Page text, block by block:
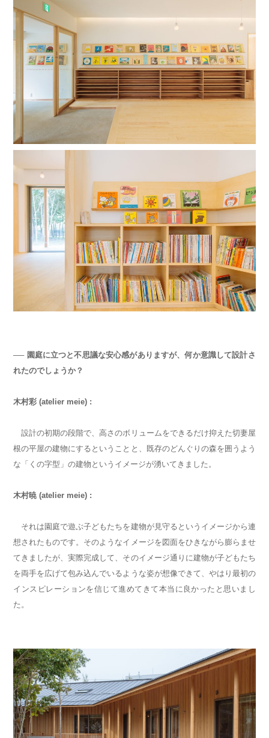
── 園庭に立つと不思議な安心感がありますが、何か意識して設計さ
れたのでしょうか？
木村彩 (atelier meie) :
設計の初期の段階で、高さのボリュームをできるだけ抑えた切妻屋
根の平屋の建物にするということと、既存のどんぐりの森を囲うよう
な「くの字型」の建物というイメージが湧いてきました。
木村暁 (atelier meie) :
それは園庭で遊ぶ子どもたちを建物が見守るというイメージから連
想されたものです。そのようなイメージを図面をひきながら膨らませ
てきましたが、実際完成して、そのイメージ通りに建物が子どもたち
を両手を広げて包み込んでいるような姿が想像できて、やはり最初の
インスピレーションを信じて進めてきて本当に良かったと思いまし
た。